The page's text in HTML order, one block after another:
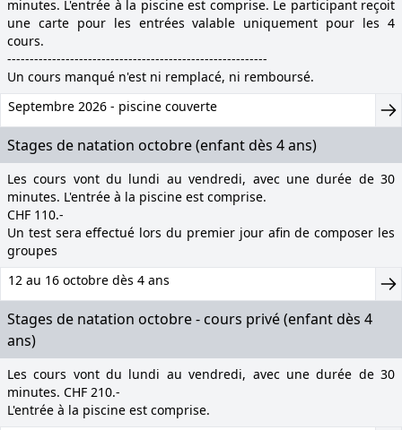
minutes. L'entrée à la piscine est comprise. Le participant reçoit
une carte pour les entrées valable uniquement pour les 4
cours.
----------------------------------------------------------
Un cours manqué n'est ni remplacé, ni remboursé.
Septembre 2026 - piscine couverte
Stages de natation octobre (enfant dès 4 ans)
Les cours vont du lundi au vendredi, avec une durée de 30
minutes. L'entrée à la piscine est comprise.
CHF 110.-
Un test sera effectué lors du premier jour afin de composer les
groupes
12 au 16 octobre dès 4 ans
Stages de natation octobre - cours privé (enfant dès 4
ans)
Les cours vont du lundi au vendredi, avec une durée de 30
minutes. CHF 210.-
L'entrée à la piscine est comprise.